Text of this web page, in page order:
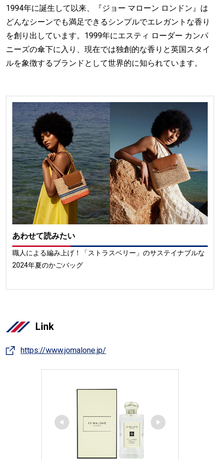
1994年に誕生して以来、『ジョー マローン ロンドン』は
どんなシーンでも満足できるシンプルでエレガントな香り
を創り出しています。1999年にエスティ ローダー カンパ
ニーズの傘下に入り、現在では独創的な香りと英国スタイ
ルを象徴するブランドとして世界的に知られています。
あわせて読みたい
職人による編み上げ！「ストラスベリー」のサステイナブルな
2024年夏のかごバッグ
Link
https://www.jomalone.jp/